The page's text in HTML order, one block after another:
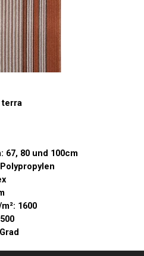
terra
80 und 100cm
1600